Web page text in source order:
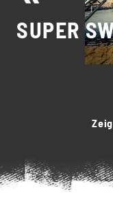
SUPER